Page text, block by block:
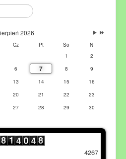
2026
Cz Pt So
N
1
2
6 7 8
9
13 14 15
16
20 21 22
23
27 28 29
30
4267